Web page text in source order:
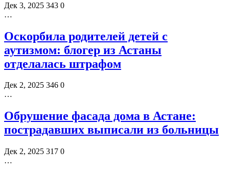
Дек 3, 2025 343 0
…
Оскорбила родителей детей с
аутизмом: блогер из Астаны
отделалась штрафом
Дек 2, 2025 346 0
…
Обрушение фасада дома в Астане:
пострадавших выписали из больницы
Дек 2, 2025 317 0
…